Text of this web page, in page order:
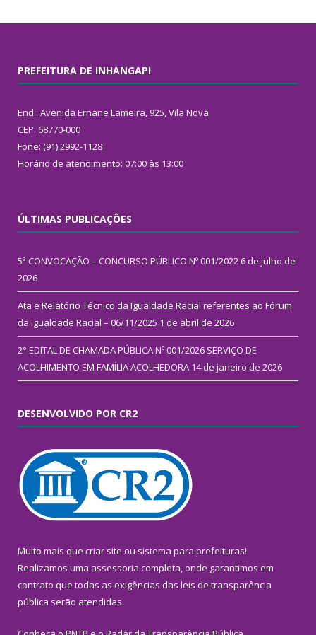
PREFEITURA DE INHANGAPI
End.: Avenida Ernane Lameira, 925, Vila Nova
CEP: 68770-000
Fone: (91) 2992-1128
Horário de atendimento: 07:00 às 13:00
ÚLTIMAS PUBLICAÇÕES
5ª CONVOCAÇÃO – CONCURSO PÚBLICO Nº 001/2022 6 de julho de
2026
Ata e Relatório Técnico da Igualdade Racial referentes ao Fórum
da Igualdade Racial – 06/11/2025 1 de abril de 2026
2° EDITAL DE CHAMADA PÚBLICA Nº 001/2026 SERVIÇO DE
ACOLHIMENTO EM FAMÍLIA ACOLHEDORA 14 de janeiro de 2026
DESENVOLVIDO POR CR2
Muito mais que criar site ou sistema para prefeituras!
Realizamos uma assessoria completa, onde garantimos em
contrato que todas as exigências das leis de transparência
pública serão atendidas.